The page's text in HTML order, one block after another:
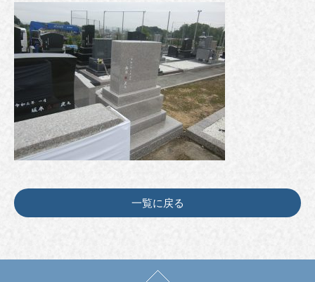
一覧に戻る